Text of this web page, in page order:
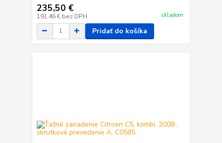
235,50 €
191,46 € bez DPH skladom
Pridať do košíka